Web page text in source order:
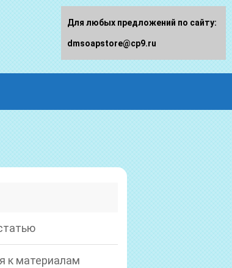
к материалам
Для любых предложений по сайту:
dmsoapstore@cp9.ru